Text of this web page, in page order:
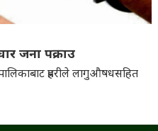
जना पक्राउ
प्रहरीले लागुऔषधसहित